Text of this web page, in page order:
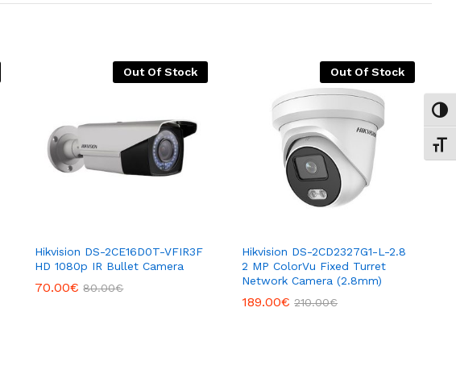
Out Of Stock
Hikvision DS-2CE16D0T-VFIR3F
HD 1080p IR Bullet Camera
70.00€ 80.00€
Out Of Stock
Hikvision DS-2CD2327G1-L-2.8
2 MP ColorVu Fixed Turret
Network Camera (2.8mm)
189.00€ 210.00€